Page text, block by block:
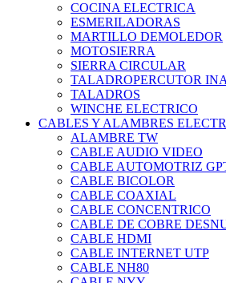
COCINA ELECTRICA
ESMERILADORAS
MARTILLO DEMOLEDOR
MOTOSIERRA
SIERRA CIRCULAR
TALADROPERCUTOR
TALADROS
WINCHE ELECTRICO
CABLES Y ALAMBRES
ALAMBRE TW
CABLE AUDIO VIDEO
CABLE AUTOMOTRIZ
CABLE BICOLOR
CABLE COAXIAL
CABLE CONCENTRICO
CABLE DE COBRE
CABLE HDMI
CABLE INTERNET UTP
CABLE NH80